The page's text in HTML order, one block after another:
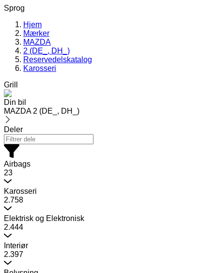
Sprog
Hjem
Mærker
MAZDA
2 (DE_, DH_)
Reservedelskatalog
Karosseri
Grill
Din bil
MAZDA 2 (DE_, DH_)
Deler
Airbags
23
Karosseri
2.758
Elektrisk og Elektronisk
2.444
Interiør
2.397